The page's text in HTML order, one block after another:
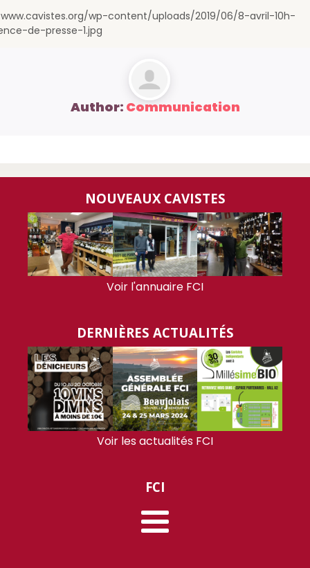
wp-content/uploads/2019/06/8-avril-10h-
de-presse-1.jpg
Author: Communication
NOUVEAUX CAVISTES
Voir l'annuaire FCI
DERNIÈRES ACTUALITÉS
Voir les actualités FCI
FCI